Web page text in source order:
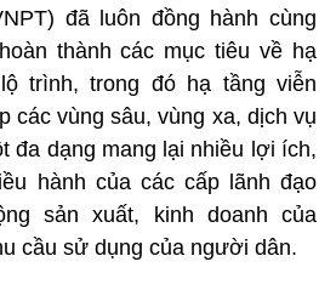
đã luôn đồng hành cùng
thành các mục tiêu về hạ
trình, trong đó hạ tầng viễn
các vùng sâu, vùng xa, dịch vụ
đa dạng mang lại nhiều lợi ích,
hành của các cấp lãnh đạo
sản xuất, kinh doanh của
cầu sử dụng của người dân.